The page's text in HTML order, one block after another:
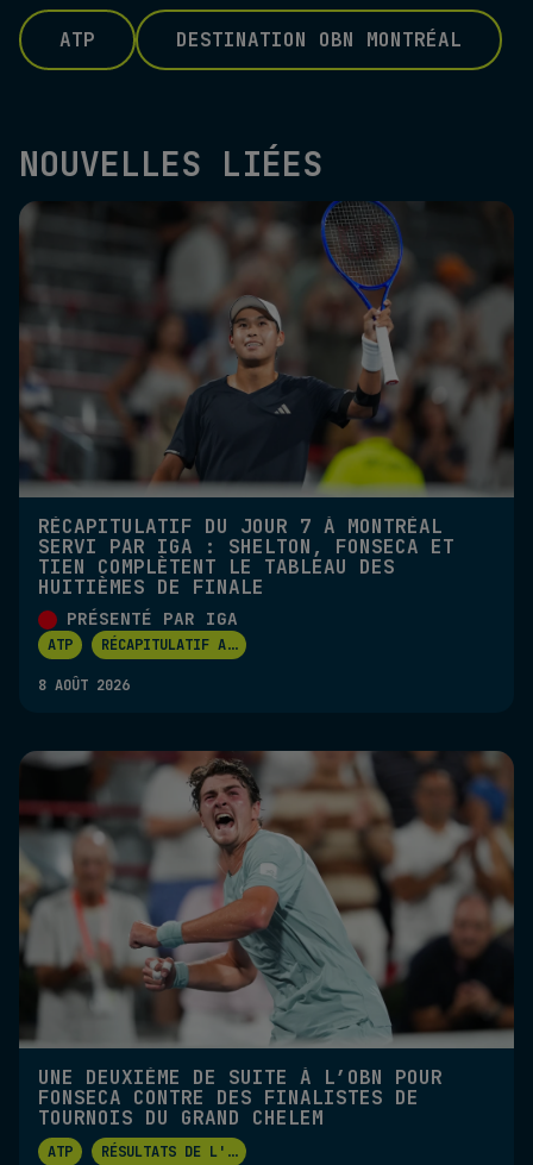
ATP DESTINATION OBN MONTRÉAL
NOUVELLES LIÉES
RÉCAPITULATIF DU JOUR 7 À MONTRÉAL
SERVI PAR IGA : SHELTON, FONSECA ET
TIEN COMPLÈTENT LE TABLEAU DES
HUITIÈMES DE FINALE
PRÉSENTÉ PAR IGA
ATP RÉCAPITULATIF A...
8 AOÛT 2026
UNE DEUXIÈME DE SUITE À L’OBN POUR
FONSECA CONTRE DES FINALISTES DE
TOURNOIS DU GRAND CHELEM
ATP RÉSULTATS DE L' ...